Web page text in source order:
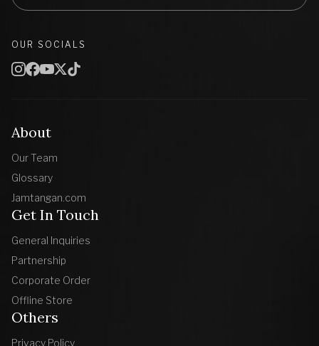
About
Our Team
Glossary
Jamtangan.com
Get In Touch
General Inquiries
Partnership
Corporate Order
Offline Store
Others
Privacy Policy
OUR SOCIALS